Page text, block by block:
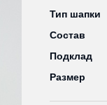
Тип шапки
Состав
Подклад
Размер